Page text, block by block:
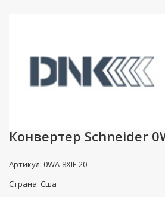
Конвертер Schneider
Артикул: 0WA-8XIF-20
Страна: Сша